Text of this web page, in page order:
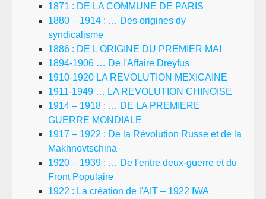
1871 : DE LA COMMUNE DE PARIS
1880 – 1914 : … Des origines dy
syndicalisme
1886 : DE L'ORIGINE DU PREMIER MAI
1894-1906 … De l'Affaire Dreyfus
1910-1920 LA REVOLUTION MEXICAINE
1911-1949 … LA REVOLUTION CHINOISE
1914 – 1918 : … DE LA PREMIERE
GUERRE MONDIALE
1917 – 1922 : De la Révolution Russe et de la
Makhnovtschina
1920 – 1939 : … De l'entre deux-guerre et du
Front Populaire
1922 : La création de l'AIT – 1922 IWA